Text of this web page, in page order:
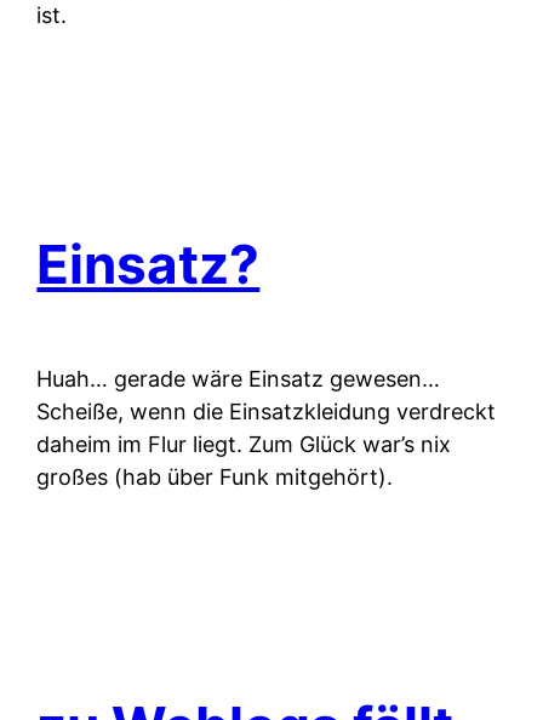
ist.
Einsatz?
Huah… gerade wäre Einsatz gewesen…
Scheiße, wenn die Einsatzkleidung verdreckt
daheim im Flur liegt. Zum Glück war’s nix
großes (hab über Funk mitgehört).